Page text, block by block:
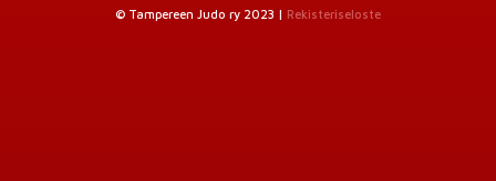
© Tampereen Judo ry 2023 | Rekisteriseloste